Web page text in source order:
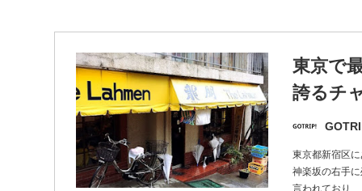
東京で
誇るチ
東京都新宿区
神楽坂の右手
言われており、